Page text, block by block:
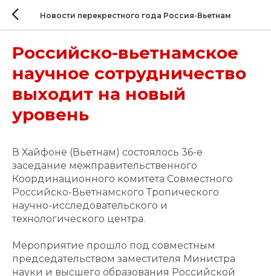
Новости перекрестного года Россия-Вьетнам
Российско-вьетнамское
научное сотрудничество
выходит на новый
уровень
В Хайфоне (Вьетнам) состоялось 36-е
заседание межправительственного
Координационного комитета Совместного
Российско-Вьетнамского Тропического
научно-исследовательского и
технологического центра.
Мероприятие прошло под совместным
председательством заместителя Министра
науки и высшего образования Российской